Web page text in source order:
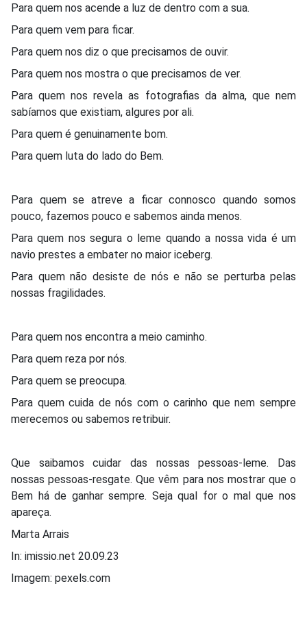
Para quem nos acende a luz de dentro com a sua.
Para quem vem para ficar.
Para quem nos diz o que precisamos de ouvir.
Para quem nos mostra o que precisamos de ver.
Para quem nos revela as fotografias da alma, que nem
sabíamos que existiam, algures por ali.
Para quem é genuinamente bom.
Para quem luta do lado do Bem.
Para quem se atreve a ficar connosco quando somos
pouco, fazemos pouco e sabemos ainda menos.
Para quem nos segura o leme quando a nossa vida é um
navio prestes a embater no maior iceberg.
Para quem não desiste de nós e não se perturba pelas
nossas fragilidades.
Para quem nos encontra a meio caminho.
Para quem reza por nós.
Para quem se preocupa.
Para quem cuida de nós com o carinho que nem sempre
merecemos ou sabemos retribuir.
Que saibamos cuidar das nossas pessoas-leme. Das
nossas pessoas-resgate. Que vêm para nos mostrar que o
Bem há de ganhar sempre. Seja qual for o mal que nos
apareça.
Marta Arrais
In: imissio.net 20.09.23
Imagem: pexels.com